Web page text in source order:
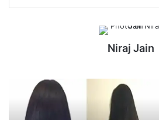
Niraj Jain